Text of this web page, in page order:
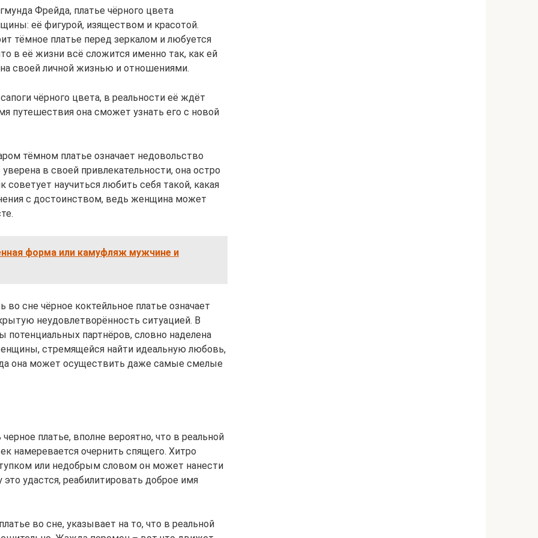
Фрейда, платье чёрного цвета
её фигурой, изяществом и красотой.
тёмное платье перед зеркалом и любуется
в её жизни всё сложится именно так, как ей
своей личной жизнью и отношениями.
чёрного цвета, в реальности её ждёт
путешествия она сможет узнать его с новой
тёмном платье означает недовольство
в своей привлекательности, она остро
советует научиться любить себя такой, какая
с достоинством, ведь женщина может
форма или камуфляж мужчине и
сне чёрное коктейльное платье означает
неудовлетворённость ситуацией. В
партнёров, словно наделена
стремящейся найти идеальную любовь,
она может осуществить даже самые смелые
платье, вполне вероятно, что в реальной
намеревается очернить спящего. Хитро
или недобрым словом он может нанести
удастся, реабилитировать доброе имя
во сне, указывает на то, что в реальной